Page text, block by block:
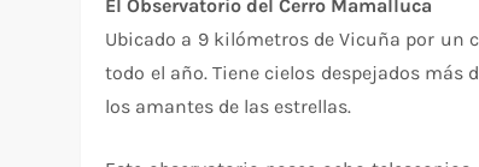
El Observatorio del Cerro Mamalluca
Ubicado a 9 kilómetros de Vicuña por un
todo el año. Tiene cielos despejados
los amantes de las estrellas.